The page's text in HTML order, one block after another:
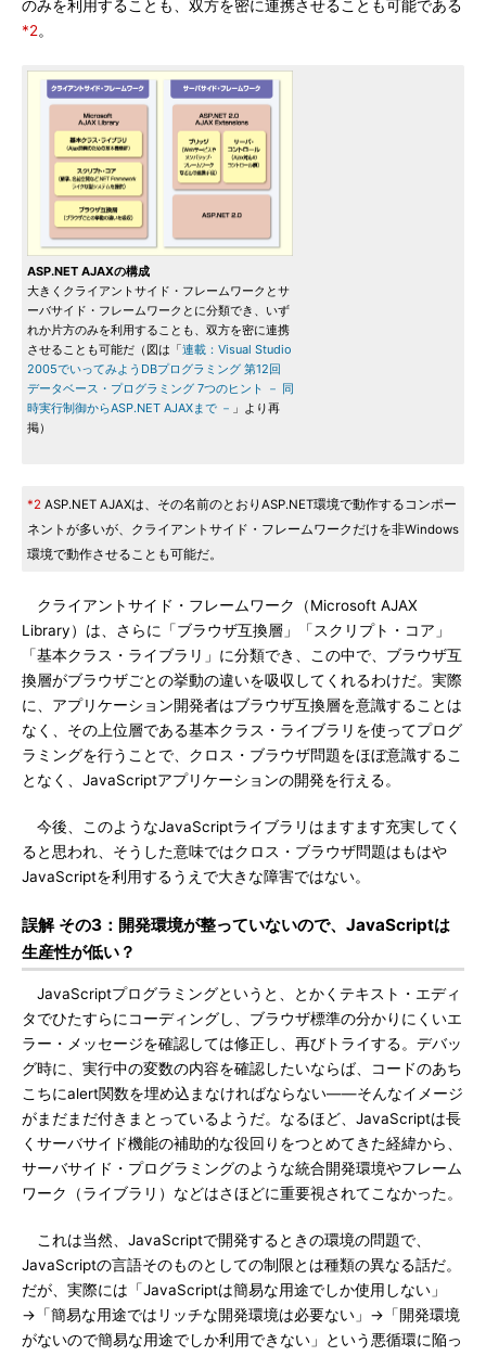
のみを利用することも、双方を密に連携させることも可能である
*2。
ASP.NET AJAXの構成
大きくクライアントサイド・フレームワークとサ
ーバサイド・フレームワークとに分類でき、いず
れか片方のみを利用することも、双方を密に連携
させることも可能だ（図は「連載：Visual Studio
2005でいってみようDBプログラミング 第12回
データベース・プログラミング 7つのヒント － 同
時実行制御からASP.NET AJAXまで － 」より再
掲）
*2 ASP.NET AJAXは、その名前のとおりASP.NET環境で動作するコンポー
ネントが多いが、クライアントサイド・フレームワークだけを非Windows
環境で動作させることも可能だ。
クライアントサイド・フレームワーク（Microsoft AJAX
Library）は、さらに「ブラウザ互換層」「スクリプト・コア」
「基本クラス・ライブラリ」に分類でき、この中で、ブラウザ互
換層がブラウザごとの挙動の違いを吸収してくれるわけだ。実際
に、アプリケーション開発者はブラウザ互換層を意識することは
なく、その上位層である基本クラス・ライブラリを使ってプログ
ラミングを行うことで、クロス・ブラウザ問題をほぼ意識するこ
となく、JavaScriptアプリケーションの開発を行える。
今後、このようなJavaScriptライブラリはますます充実してく
ると思われ、そうした意味ではクロス・ブラウザ問題はもはや
JavaScriptを利用するうえで大きな障害ではない。
誤解 その3：開発環境が整っていないので、JavaScriptは
生産性が低い？
JavaScriptプログラミングというと、とかくテキスト・エディ
タでひたすらにコーディングし、ブラウザ標準の分かりにくいエ
ラー・メッセージを確認しては修正し、再びトライする。デバッ
グ時に、実行中の変数の内容を確認したいならば、コードのあち
こちにalert関数を埋め込まなければならない――そんなイメージ
がまだまだ付きまとっているようだ。なるほど、JavaScriptは長
くサーバサイド機能の補助的な役回りをつとめてきた経緯から、
サーバサイド・プログラミングのような統合開発環境やフレーム
ワーク（ライブラリ）などはさほどに重要視されてこなかった。
これは当然、JavaScriptで開発するときの環境の問題で、
JavaScriptの言語そのものとしての制限とは種類の異なる話だ。
だが、実際には「JavaScriptは簡易な用途でしか使用しない」
→「簡易な用途ではリッチな開発環境は必要ない」→「開発環境
がないので簡易な用途でしか利用できない」という悪循環に陥っ